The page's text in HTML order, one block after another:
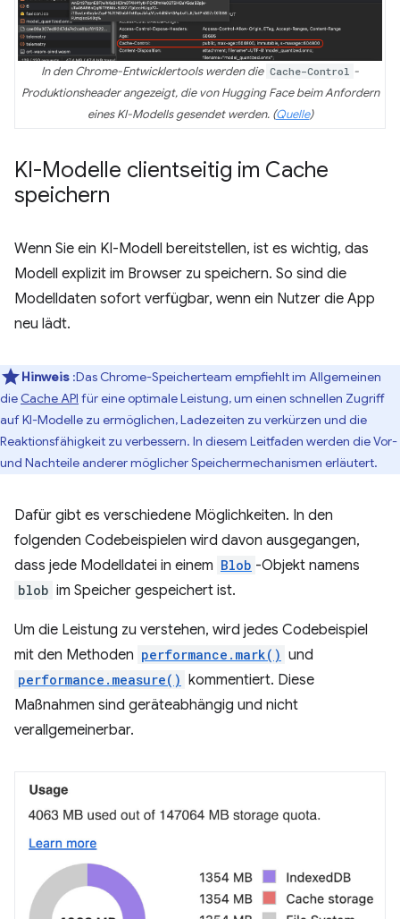
In den Chrome-Entwicklertools werden die Cache-Control -
Produktionsheader angezeigt, die von Hugging Face beim Anfordern
eines KI-Modells gesendet werden. (Quelle)
KI-Modelle clientseitig im Cache
speichern
Wenn Sie ein KI-Modell bereitstellen, ist es wichtig, das
Modell explizit im Browser zu speichern. So sind die
Modelldaten sofort verfügbar, wenn ein Nutzer die App
neu lädt.
Hinweis :Das Chrome-Speicherteam empfiehlt im Allgemeinen
die Cache API für eine optimale Leistung, um einen schnellen Zugriff
auf KI-Modelle zu ermöglichen, Ladezeiten zu verkürzen und die
Reaktionsfähigkeit zu verbessern. In diesem Leitfaden werden die Vor-
und Nachteile anderer möglicher Speichermechanismen erläutert.
Dafür gibt es verschiedene Möglichkeiten. In den
folgenden Codebeispielen wird davon ausgegangen,
dass jede Modelldatei in einem Blob -Objekt namens
blob im Speicher gespeichert ist.
Um die Leistung zu verstehen, wird jedes Codebeispiel
mit den Methoden performance.mark() und
performance.measure() kommentiert. Diese
Maßnahmen sind geräteabhängig und nicht
verallgemeinerbar.